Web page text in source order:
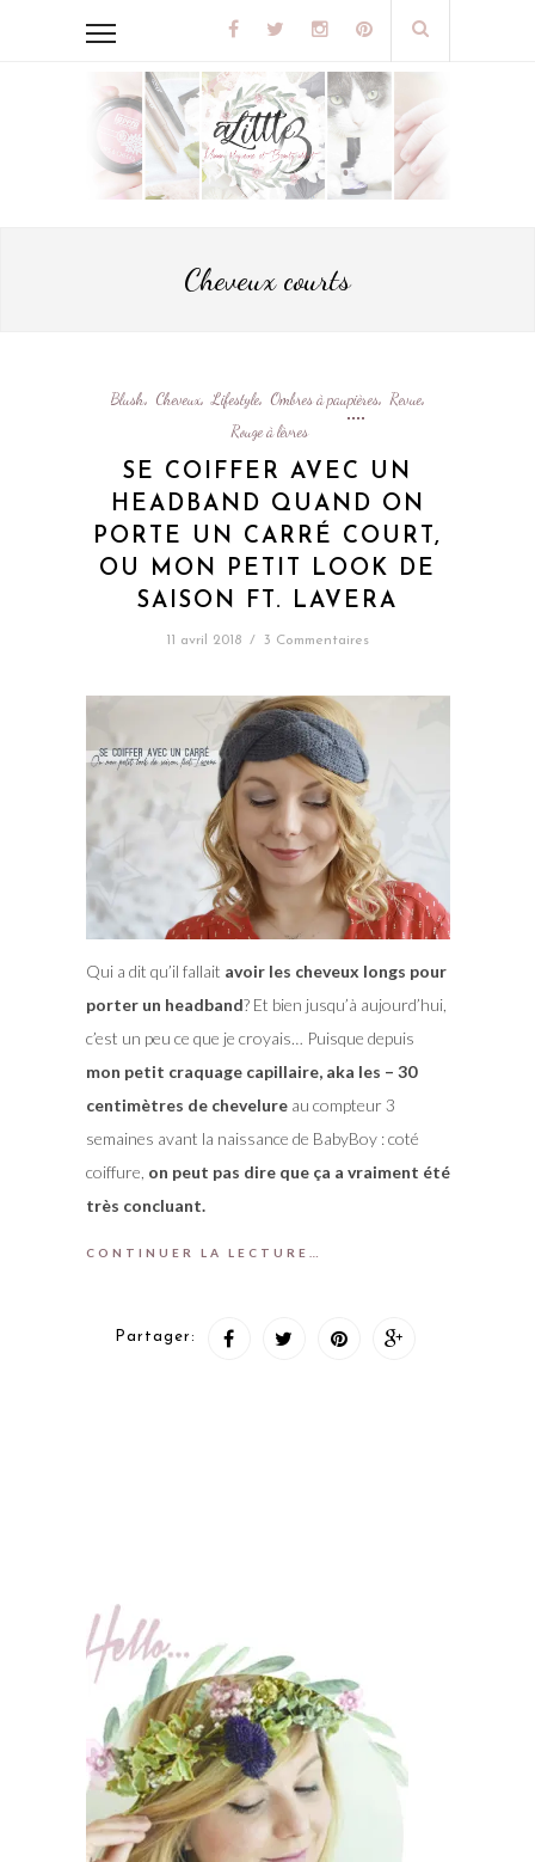
Cheveux courts
Blush, Cheveux, Lifestyle, Ombres à paupières, Revue,
Rouge à lèvres
SE COIFFER AVEC UN
HEADBAND QUAND ON
PORTE UN CARRÉ COURT,
OU MON PETIT LOOK DE
SAISON FT. LAVERA
11 avril 2018 / 3 Commentaires
Qui a dit qu’il fallait avoir les cheveux longs pour
porter un headband? Et bien jusqu’à aujourd’hui,
c’est un peu ce que je croyais… Puisque depuis
mon petit craquage capillaire, aka les – 30
centimètres de chevelureau compteur 3
semaines avant la naissance de BabyBoy : coté
coiffure, on peut pas dire que ça a vraiment été
très concluant.
CONTINUER LA LECTURE…
Partager: